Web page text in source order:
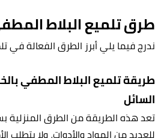
طرق تلميع البلاط
ندرج فيما يلي أبرز الطرق الفعالة في
طريقة تلميع البلاط المطفي
السائل
تعد هذه الطريقة من الطرق المنزلية